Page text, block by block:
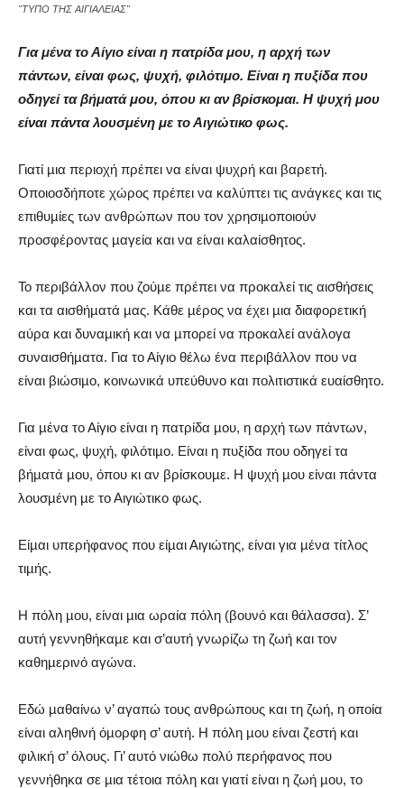
"ΤΥΠΟ ΤΗΣ ΑΙΓΙΑΛΕΙΑΣ"
Για μένα το Αίγιο είναι η πατρίδα μου, η αρχή των
πάντων, είναι φως, ψυχή, φιλότιμο. Είναι η πυξίδα που
οδηγεί τα βήματά μου, όπου κι αν βρίσκομαι. Η ψυχή μου
είναι πάντα λουσμένη με το Αιγιώτικο φως.
Γιατί µια περιοχή πρέπει να είναι ψυχρή και βαρετή.
Οποιοσδήποτε χώρος πρέπει να καλύπτει τις ανάγκες και τις
επιθυµίες των ανθρώπων που τον χρησιµοποιούν
προσφέροντας µαγεία και να είναι καλαίσθητος.
Το περιβάλλον που ζούµε πρέπει να προκαλεί τις αισθήσεις
και τα αισθήµατά µας. Κάθε µέρος να έχει µια διαφορετική
αύρα και δυναµική και να µπορεί να προκαλεί ανάλογα
συναισθήµατα. Για το Αίγιο θέλω ένα περιβάλλον που να
είναι βιώσιµο, κοινωνικά υπεύθυνο και πολιτιστικά ευαίσθητο.
Για µένα το Αίγιο είναι η πατρίδα µου, η αρχή των πάντων,
είναι φως, ψυχή, φιλότιµο. Είναι η πυξίδα που οδηγεί τα
βήµατά µου, όπου κι αν βρίσκουµε. Η ψυχή µου είναι πάντα
λουσµένη µε το Αιγιώτικο φως.
Είµαι υπερήφανος που είµαι Αιγιώτης, είναι για µένα τίτλος
τιµής.
Η πόλη µου, είναι µια ωραία πόλη (βουνό και θάλασσα). Σ’
αυτή γεννηθήκαµε και σ’αυτή γνωρίζω τη ζωή και τον
καθηµερινό αγώνα.
Εδώ µαθαίνω ν’ αγαπώ τους ανθρώπους και τη ζωή, η οποία
είναι αληθινή όµορφη σ’ αυτή. Η πόλη µου είναι ζεστή και
φιλική σ’ όλους. Γι’ αυτό νιώθω πολύ περήφανος που
γεννήθηκα σε µια τέτοια πόλη και γιατί είναι η ζωή µου, το